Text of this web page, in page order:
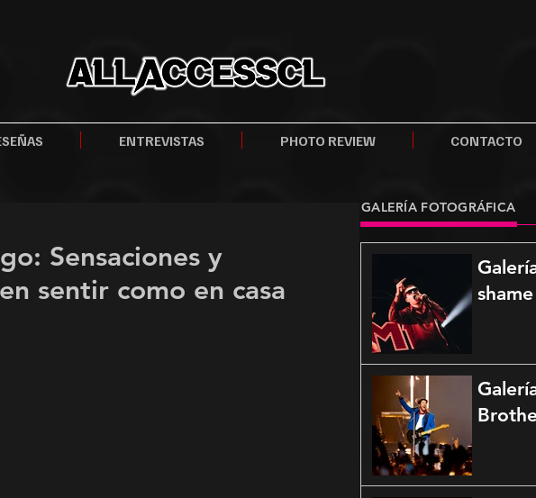
ENTREVISTAS PHOTO REVIEW CONTACTO
Sensaciones y
sentir como en casa
GALERÍA FOTOGRÁFICA